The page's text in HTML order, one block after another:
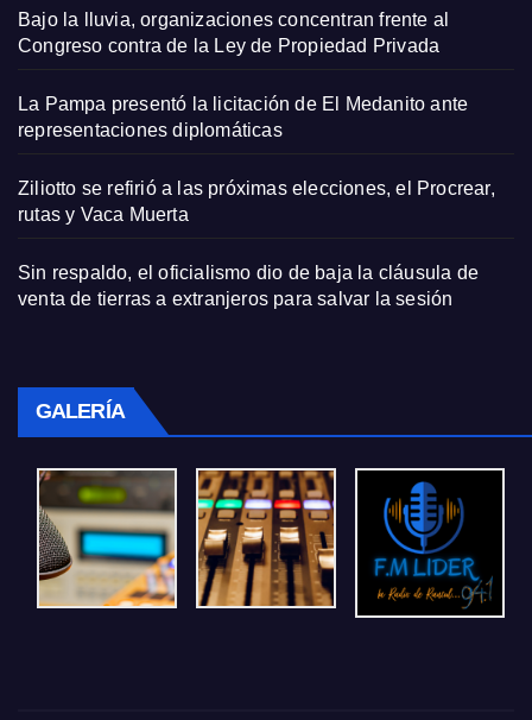
Bajo la lluvia, organizaciones concentran frente al
Congreso contra de la Ley de Propiedad Privada
La Pampa presentó la licitación de El Medanito ante
representaciones diplomáticas
Ziliotto se refirió a las próximas elecciones, el Procrear,
rutas y Vaca Muerta
Sin respaldo, el oficialismo dio de baja la cláusula de
venta de tierras a extranjeros para salvar la sesión
GALERÍA